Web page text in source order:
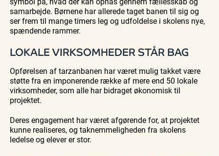
samarbejde. Børnene har allerede taget banen til sig og
ser frem til mange timers leg og udfoldelse i skolens nye,
spændende rammer.
LOKALE VIRKSOMHEDER STÅR BAG
Opførelsen af tarzanbanen har været mulig takket være
støtte fra en imponerende række af mere end 50 lokale
virksomheder, som alle har bidraget økonomisk til
projektet.
Deres engagement har været afgørende for, at projektet
kunne realiseres, og taknemmeligheden fra skolens
ledelse og elever er stor.